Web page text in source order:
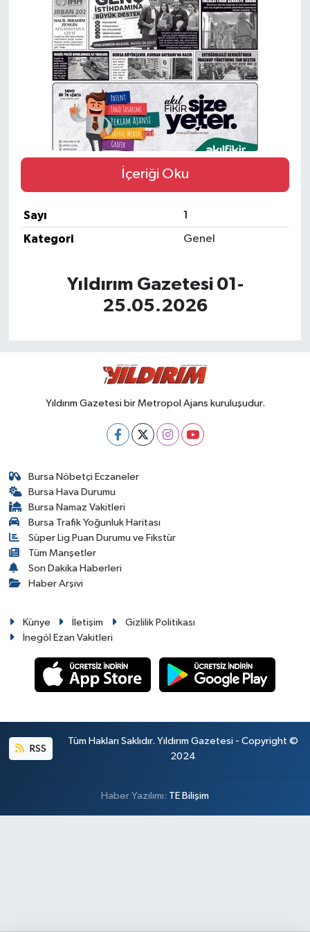
İçeriği Oku
Sayı
1
Kategori
Genel
Yıldırım Gazetesi 01-
25.05.2026
Yıldırım Gazetesi bir Metropol Ajans kuruluşudur.
Bursa Nöbetçi Eczaneler
Bursa Hava Durumu
Bursa Namaz Vakitleri
Bursa Trafik Yoğunluk Haritası
Süper Lig Puan Durumu ve Fikstür
Tüm Manşetler
Son Dakika Haberleri
Haber Arşivi
Künye İletişim
Gizlilik Politikası
İnegöl Ezan Vakitleri
RSS
Tüm Hakları Saklıdır. Yıldırım Gazetesi - Copyright ©
2024
Haber Yazılımı: TE Bilişim
SPOR